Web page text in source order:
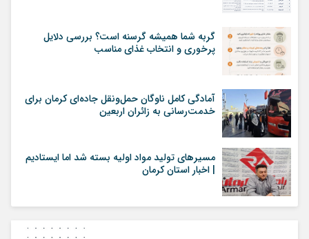
گربه شما همیشه گرسنه است؟ بررسی دلایل
پرخوری و انتخاب غذای مناسب
آمادگی کامل ناوگان حمل‌ونقل جاده‌ای کرمان برای
خدمت‌رسانی به زائران اربعین
مسیرهای تولید مواد اولیه بسته شد اما ایستادیم
| اخبار استان کرمان